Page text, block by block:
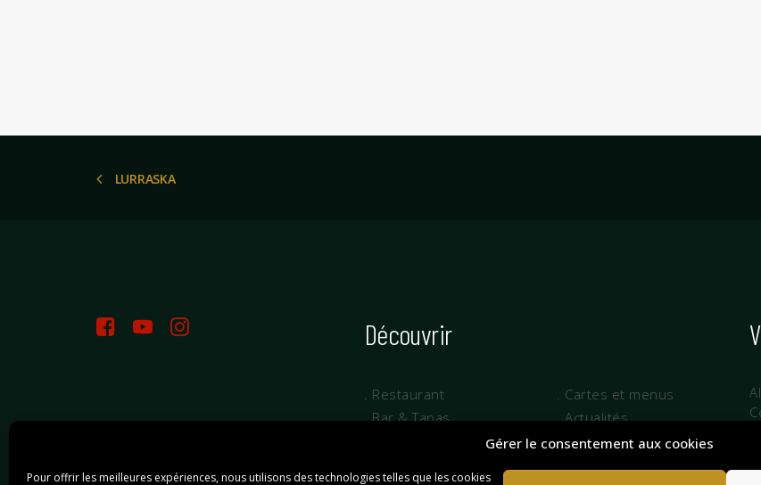
Gérer le consentement aux cookies
Pour offrir les meilleures expériences, nous utilisons des technologies telles que les cookies
LURRASKA
Découvrir
. Restaurant
. Bar & Tapas
. Cartes et menus
. Actualités
. Réservation